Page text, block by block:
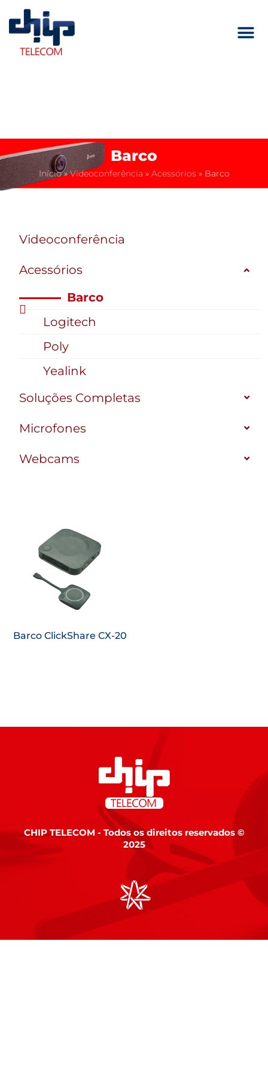
Barco
Início»Videoconferência » Acessórios » Barco
Videoconferência
Acessórios
Barco
Logitech
Poly
Yealink
Soluções Completas
Microfones
Webcams
Saiba
mais
Barco ClickShare CX-20
CHIP TELECOM - Todos os direitos reservados ©
2025